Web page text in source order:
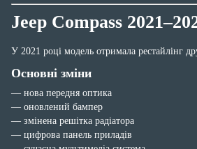
Jeep Compass
У 2021 році модель отримала рестайлінг
Основні зміни
— нова передня оптика
— оновлений бампер
— змінена решітка радіатора
— цифрова панель приладів